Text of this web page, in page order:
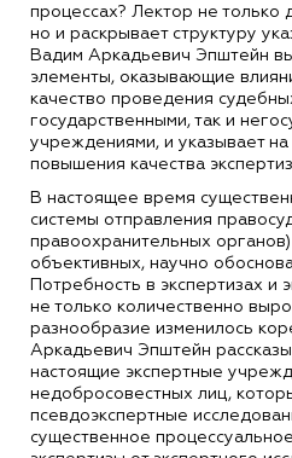
процессах? Лектор не только
но и раскрывает структуру
Вадим Аркадьевич Эпштейн
элементы, оказывающие
качество проведения
государственными, так и
учреждениями, и указывает на
повышения качества
В настоящее время
системы отправления
правоохранительных
объективных, научно
Потребность в экспертизах и
не только количественно
разнообразие изменилось
Аркадьевич Эпштейн
настоящие экспертные
недобросовестных лиц,
псевдоэкспертные
существенное